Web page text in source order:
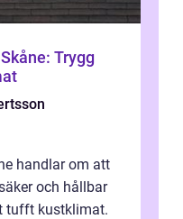
Trygg
handlar om att
och hållbar
tufft kustklimat.